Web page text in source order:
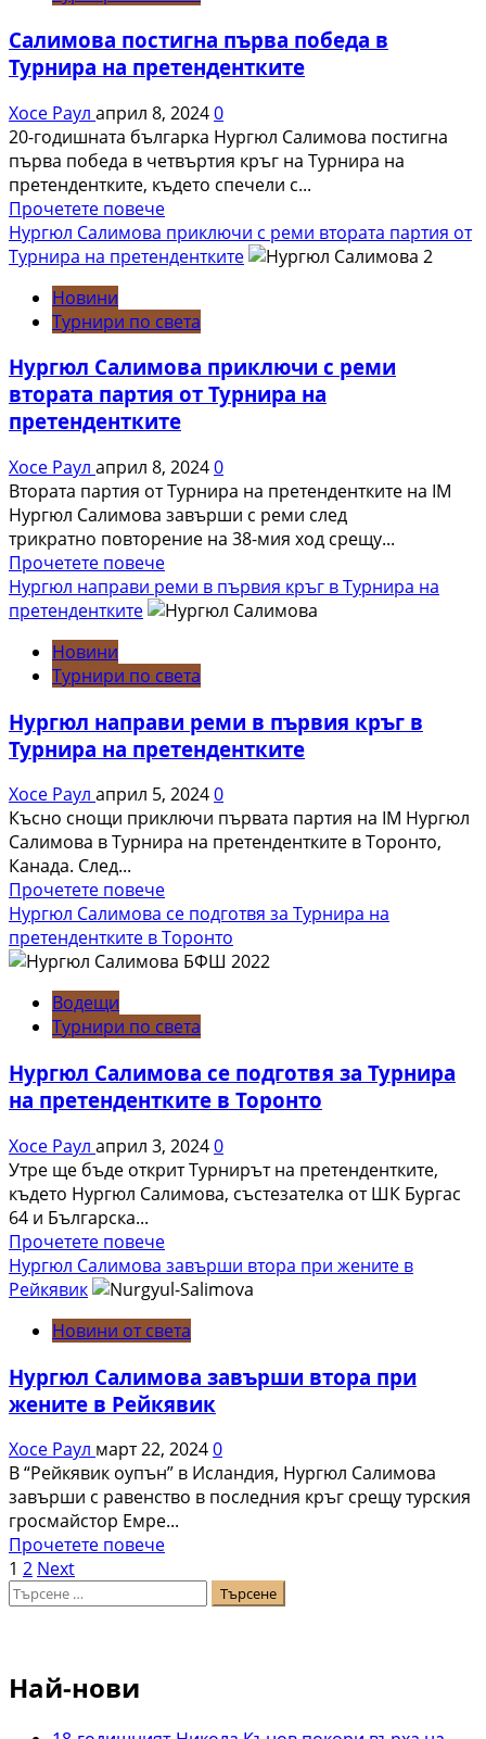
Тан
Жонгъй
Турнира
на
претендентките
Салимова постигна първа победа в
Турнира на претендентките
Хосе Раул април 8, 20240
20-годишната българка Нургюл Салимова постигна
първа победа в четвъртия кръг на Турнира на
претендентките, където спечели с...
Прочетете повечеRead
more
about
първа
в
Турнира
на
Нургюл Салимова приключи с реми втората партия от
Турнира на претендентките
Новини
Турнири по света
Нургюл Салимова приключи с реми
втората партия от Турнира на
претендентките
Хосе Раул април 8, 20240
Втората партия от Турнира на претендентките на IM
Нургюл Салимова завърши с реми след
трикратно повторение на 38-мия ход срещу...
Прочетете повечеRead
more
about
приключи
реми
втората
от
Турнира
на
Нургюл направи реми в първия кръг в Турнира на
претендентките
Новини
Турнири по света
Нургюл направи реми в първия кръг в
Турнира на претендентките
Хосе Раул април 5, 20240
Късно снощи приключи първата партия на IM Нургюл
Салимова в Турнира на претендентките в Торонто,
Канада. След...
Прочетете повечеRead
more
about
Нургюл
в
кръг
в
на
претендентките
Нургюл Салимова се подготвя за Турнира на
претендентките в Торонто
Водещи
Турнири по света
Нургюл Салимова се подготвя за Турнира
на претендентките в Торонто
Хосе Раул април 3, 20240
Утре ще бъде открит Турнирът на претендентките,
където Нургюл Салимова, състезателка от ШК Бургас
64 и Българска...
Прочетете повечеRead
more
about
Салимова
подготвя
за
на
претендентките
в
Торонто
Нургюл Салимова завърши втора при жените в
Рейкявик
Новини от света
Нургюл Салимова завърши втора при
жените в Рейкявик
Хосе Раул март 22, 20240
В “Рейкявик оупън” в Исландия, Нургюл Салимова
завърши с равенство в последния кръг срещу турския
гросмайстор Емре...
Прочетете повечеRead
Разделяне
на
на
1 2 Next
Търсене
Най-нови